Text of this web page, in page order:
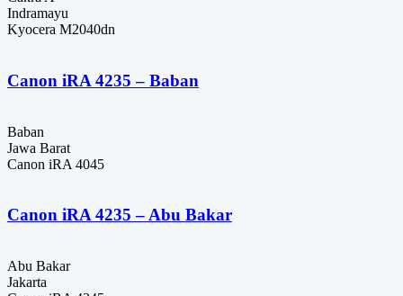
Indramayu
Kyocera M2040dn
Canon iRA 4235 – Baban
Baban
Jawa Barat
Canon iRA 4045
Canon iRA 4235 – Abu Bakar
Abu Bakar
Jakarta